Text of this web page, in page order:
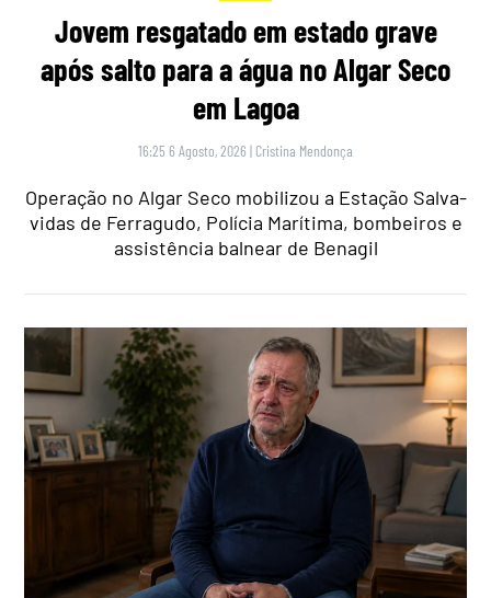
Jovem resgatado em estado grave
após salto para a água no Algar Seco
em Lagoa
16:25 6 Agosto, 2026 | Cristina Mendonça
Operação no Algar Seco mobilizou a Estação Salva-
vidas de Ferragudo, Polícia Marítima, bombeiros e
assistência balnear de Benagil